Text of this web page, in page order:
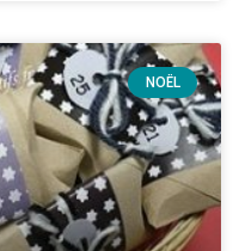
NOËL